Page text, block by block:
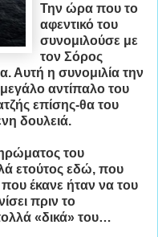
Την ώρα που το
αφεντικό του
συνομιλούσε με
τον Σόρος
Αυτή η συνομιλία την
αντίπαλο του
επίσης-θα του
δουλειά.
του
ετούτος εδώ, που
έκανε ήταν να του
πριν το
«δικά» του…